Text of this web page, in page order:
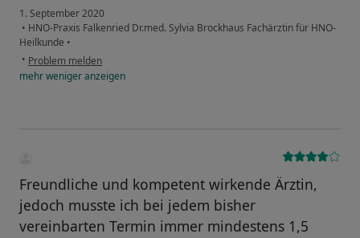
1. September 2020
• HNO-Praxis Falkenried Dr.med. Sylvia Brockhaus Fachärztin für HNO-
Heilkunde •
• Problem melden
mehrwenigeranzeigen
Freundliche und kompetent wirkende Ärztin,
jedoch musste ich bei jedem bisher
vereinbarten Termin immer mindestens 1,5